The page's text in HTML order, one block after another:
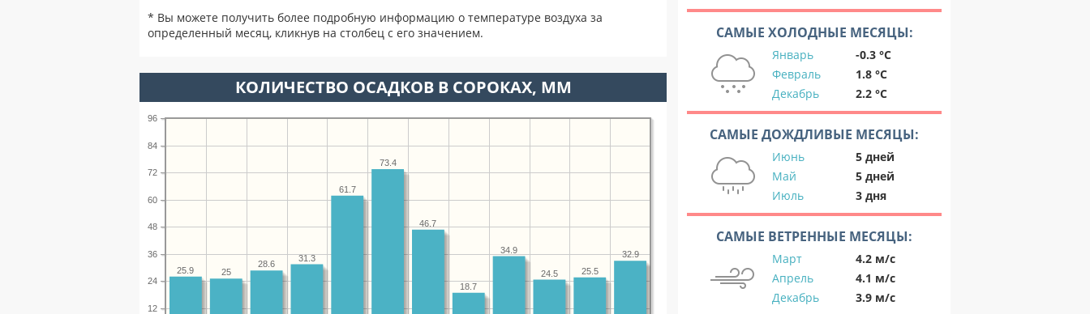
* Вы можете получить более подробную информацию о температуре воздуха за
определенный месяц, кликнув на столбец с его значением.
КОЛИЧЕСТВО ОСАДКОВ В СОРОКАХ, ММ
12
24
36
48
60
72
84
96
32.9
25.5
24.5
34.9
18.7
46.7
73.4
61.7
31.3
28.6
25
25.9
САМЫЕ ХОЛОДНЫЕ МЕСЯЦЫ:
Январь
-0.3 °C
Февраль
1.8 °C
Декабрь
2.2 °C
САМЫЕ ДОЖДЛИВЫЕ МЕСЯЦЫ:
Июнь
5 дней
Май
5 дней
Июль
3 дня
САМЫЕ ВЕТРЕННЫЕ МЕСЯЦЫ:
Март
4.2 м/с
Апрель
4.1 м/с
Декабрь
3.9 м/с